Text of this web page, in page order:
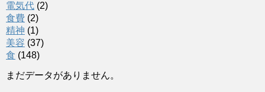
電気代 (2)
食費 (2)
精神 (1)
美容 (37)
食 (148)
まだデータがありません。